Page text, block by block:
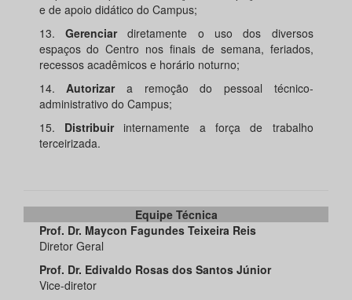
e de apoio didático do Campus;
13. Gerenciardiretamente o uso dos diversos
espaços do Centro nos finais de semana, feriados,
recessos acadêmicos e horário noturno;
14.Autorizara remoção do pessoal técnico-
administrativo do Campus;
15. Distribuirinternamente a força de trabalho
terceirizada.
Equipe Técnica
Prof. Dr. Maycon Fagundes Teixeira Reis
Diretor Geral
Prof. Dr. Edivaldo Rosas dos Santos Júnior
Vice-diretor